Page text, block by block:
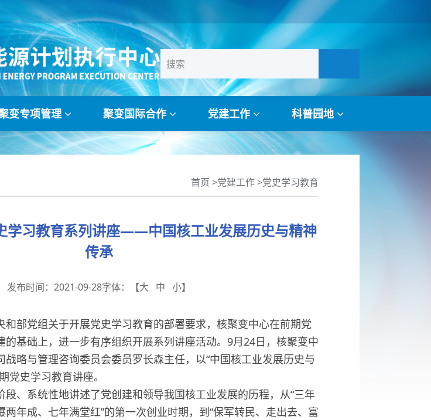
变专项管理 聚变国际合作 党建工作 科普园地
首页 >党建工作>党史学习教育
学习教育系列讲座——中国核工业发展历史与精神
传承
发布时间：2021-09-28字体：【大 中 小】
部党组关于开展党史学习教育的部署要求，核聚变中心在前期党
的基础上，进一步有序组织开展系列讲座活动。9月24日，核聚变中
略与管理咨询委员会委员罗长森主任，以“中国核工业发展历史与
党史学习教育讲座。
、系统性地讲述了党创建和领导我国核工业发展的历程，从“三年
年成、七年满堂红”的第一次创业时期，到“保军转民、走出去、富